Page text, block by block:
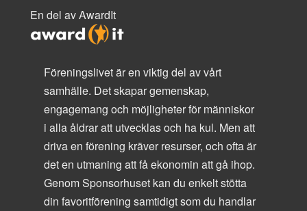
En del av AwardIt
Föreningslivet är en viktig del av vårt
samhälle. Det skapar gemenskap,
engagemang och möjligheter för människor
i alla åldrar att utvecklas och ha kul. Men att
driva en förening kräver resurser, och ofta är
det en utmaning att få ekonomin att gå ihop.
Genom Sponsorhuset kan du enkelt stötta
din favoritförening samtidigt som du handlar